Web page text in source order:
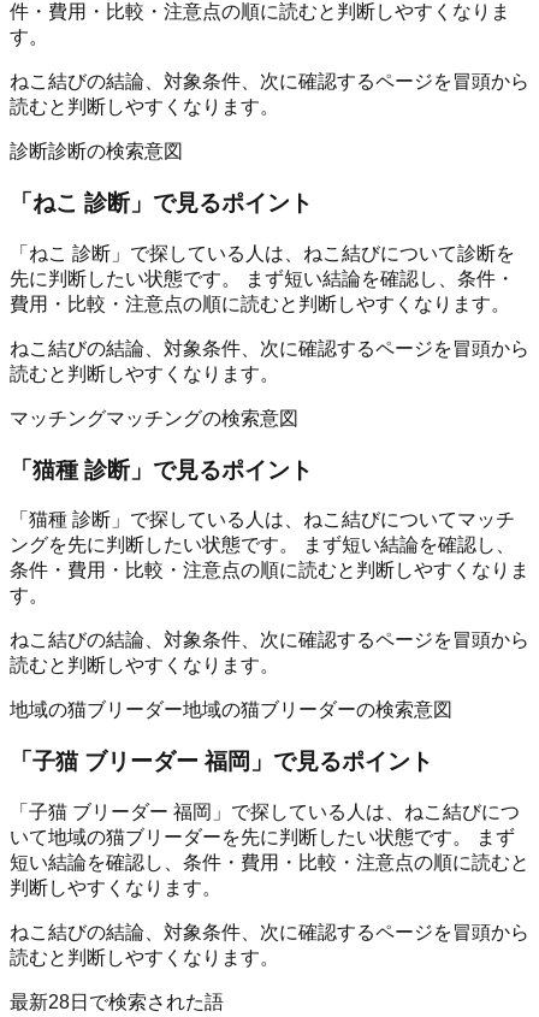
件・費用・比較・注意点の順に読むと判断しやすくなりま
す。
ねこ結びの結論、対象条件、次に確認するページを冒頭から
読むと判断しやすくなります。
診断診断の検索意図
「 ねこ 診断」で見るポイント
「ねこ 診断」で探している人は、ねこ結びについて診断を
先に判断したい状態です。 まず短い結論を確認し、条件・
費用・比較・注意点の順に読むと判断しやすくなります。
ねこ結びの結論、対象条件、次に確認するページを冒頭から
読むと判断しやすくなります。
マッチングマッチングの検索意図
「猫種 診断」で見るポイント
「猫種 診断」で探している人は、ねこ結びについてマッチ
ングを先に判断したい状態です。 まず短い結論を確認し、
条件・費用・比較・注意点の順に読むと判断しやすくなりま
す。
ねこ結びの結論、対象条件、次に確認するページを冒頭から
読むと判断しやすくなります。
地域の猫ブリーダー地域の猫ブリーダーの検索意図
「 子猫 ブリーダー 福岡 」で見るポイント
「子猫 ブリーダー 福岡」で探している人は、ねこ結びにつ
いて地域の猫ブリーダーを先に判断したい状態です。 まず
短い結論を確認し、条件・費用・比較・注意点の順に読むと
判断しやすくなります。
ねこ結びの結論、対象条件、次に確認するページを冒頭から
読むと判断しやすくなります。
最新28日で検索された語